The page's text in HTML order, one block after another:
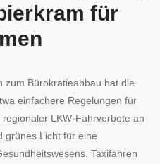
für
zum Bürokratieabbau hat die
einfachere Regelungen für
LKW-Fahrverbote an
grünes Licht für eine
Taxifahren